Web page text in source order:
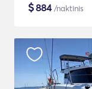
$884/naktinis